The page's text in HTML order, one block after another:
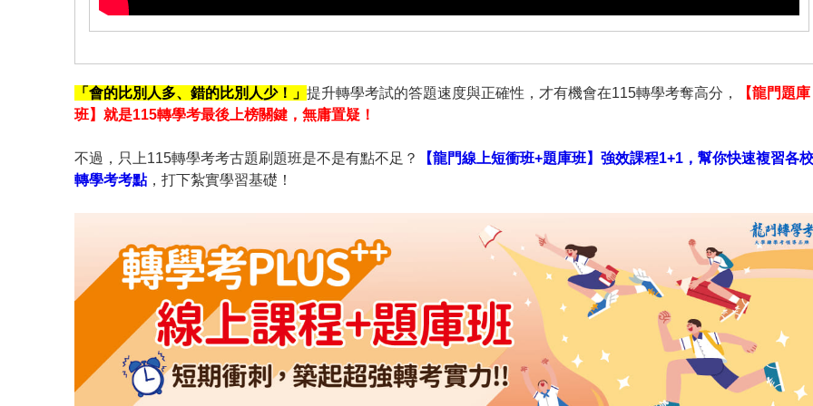
「會的比別人多、錯的比別人少！」 提升轉學考試的答題速度與正確性，才有機會在115轉學考奪高分，
【龍門題庫
班】就是115轉學考最後上榜關鍵，無庸置疑！
不過，只上115轉學考考古題刷題班是不是有點不足？
【龍門線上短衝班+題庫班】強效課程1+1，幫你快速複習各校
轉學考考點，打下紮實學習基礎！